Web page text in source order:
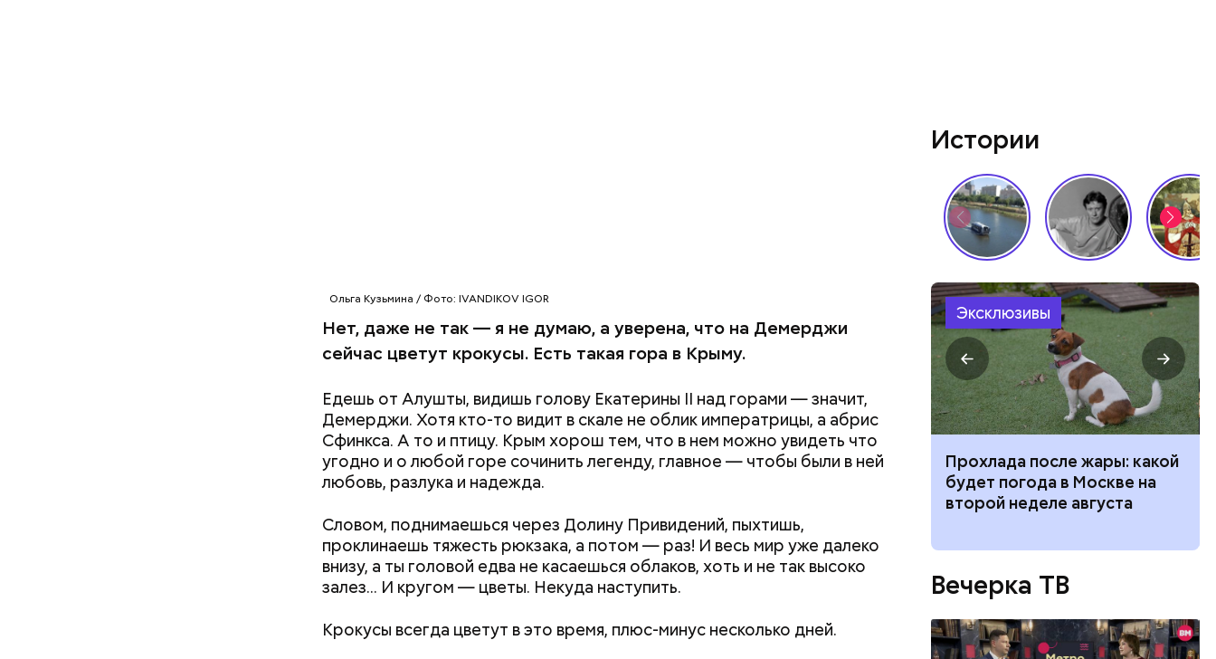
Ольга Кузьмина / Фото: IVANDIKOV IGOR
Нет, даже не так — я не думаю, а уверена, что на Демерджи
сейчас цветут крокусы. Есть такая гора в Крыму.
Едешь от Алушты, видишь голову Екатерины II над горами — значит,
Демерджи. Хотя кто-то видит в скале не облик императрицы, а абрис
Сфинкса. А то и птицу. Крым хорош тем, что в нем можно увидеть что
угодно и о любой горе сочинить легенду, главное — чтобы были в ней
любовь, разлука и надежда.
Словом, поднимаешься через Долину Привидений, пыхтишь,
проклинаешь тяжесть рюкзака, а потом — раз! И весь мир уже далеко
внизу, а ты головой едва не касаешься облаков, хоть и не так высоко
залез... И кругом — цветы. Некуда наступить.
Крокусы всегда цветут в это время, плюс-минус несколько дней.
А еще, удержав меч палача, святой Николай спас от смерти трех
мужей, невинно осужденных корыстолюбивым градоначальником.
Истории
Эксклюзивы
Стресс живет в теле: четыре
простые техники, которые
Новый суперфуд для
Прохлада после жары: какой
будет погода в Москве на
второй неделе августа
Вечерка ТВ